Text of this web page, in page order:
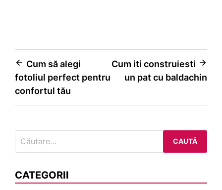
Navigare
în
Cum să alegi
fotoliul perfect pentru
confortul tău
Cum iti construiesti
un pat cu baldachin
după:
CATEGORII